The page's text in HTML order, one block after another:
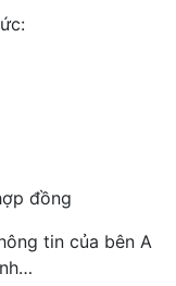
đồng
tin của bên A